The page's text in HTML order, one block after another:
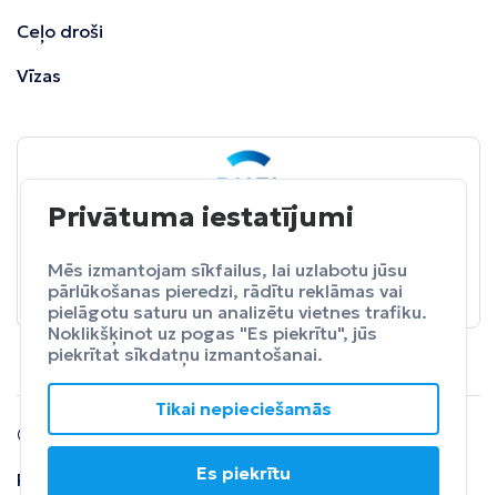
Ceļo droši
Vīzas
BALTA ceļojumu apdrošināšana
Apdrošināt
© 2024 SIA Fly Travel.
Privātuma
Lietošanas
Privātuma iestatījumi
Mēs izmantojam sīkfailus, lai uzlabotu jūsu
pārlūkošanas pieredzi, rādītu reklāmas vai
pielāgotu saturu un analizētu vietnes trafiku.
Noklikšķinot uz pogas "Es piekrītu", jūs
piekrītat sīkdatņu izmantošanai.
Tikai nepieciešamās
Es piekrītu